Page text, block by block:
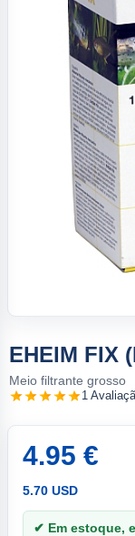
EHEIM FIX
Meio filtrante grosso
1
4.95 €
5.70 USD
✔ Em estoque,